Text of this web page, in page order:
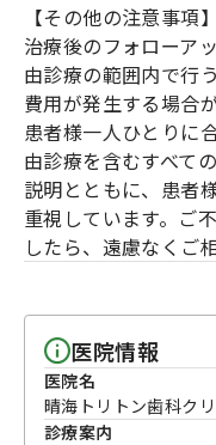
【その他の注意事項】
治療後のフォローア
由診療の範囲内で行
費用が発生する場合
患者様一人ひとりに
由診療を含むすべて
説明とともに、患者
重視しています。ご
したら、遠慮なくご
医院情報
医院名
晴海トリトン歯科ク
診療案内